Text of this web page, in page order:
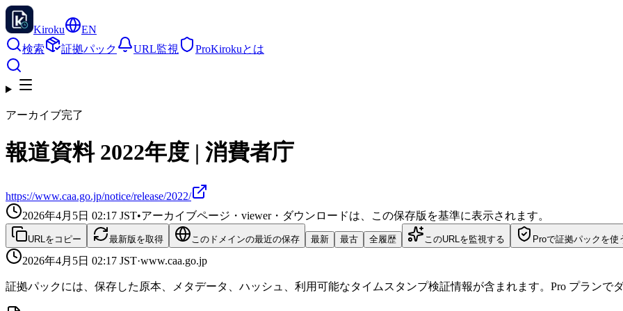
Kiroku
EN
検索
証拠パック URL監視 ProKirokuとは
アーカイブ完了
報道資料 2022年度 | 消費者庁
https://www.caa.go.jp/notice/release/2022/
2026年4月5日 02:17 JST•アーカイブページ・viewer・ダウンロードは、この保存版を基準に表示されます。
URLをコピー 最新版を取得 このドメインの最近の保存 最新 最古 全履歴 このURLを監視する Proで証拠パックを使
2026年4月5日 02:17 JST·www.caa.go.jp
証拠パックには、保存した原本、メタデータ、ハッシュ、利用可能なタイムスタンプ検証情報が含まれます。Pro プランで